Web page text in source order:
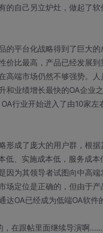
自己另立炉灶，做起了软
的平台化战略得到了巨大
价比最高，产品已经发展
高端市场仍然不够强势。
和业绩增长最快的OA企业
行业开始进入了由10家左
形成了庞大的用户群，根
、实施成本低，服务成
因为其领导者试图向中高
定位是正确的，但由于产
OA已经成为低端OA软件
，在跟帖里面继续导演啊……